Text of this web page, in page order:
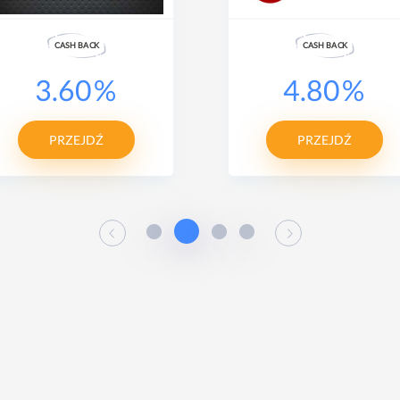
CASH BACK
3.60%
PRZEJDŹ
CASH BACK
4.80%
PRZEJDŹ